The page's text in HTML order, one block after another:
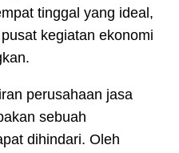
tinggal yang ideal,
kegiatan ekonomi
perusahaan jasa
sebuah
dihindari. Oleh